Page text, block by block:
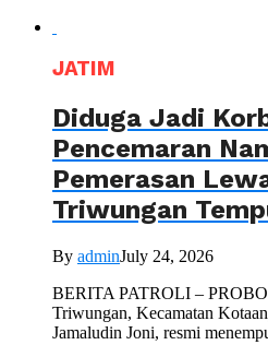
JATIM
Diduga Jadi
Pencemaran
Pemerasan
Triwungan
By adminJuly 24, 2026
BERITA PATROLI –
Triwungan, Kecamatan
Jamaludin Joni, resmi